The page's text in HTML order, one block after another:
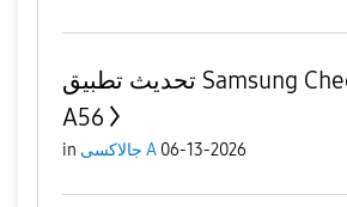
تحديث تطبيق Samsung Checkout لجهاز
A56
in جالاكسى A 06-13-2026